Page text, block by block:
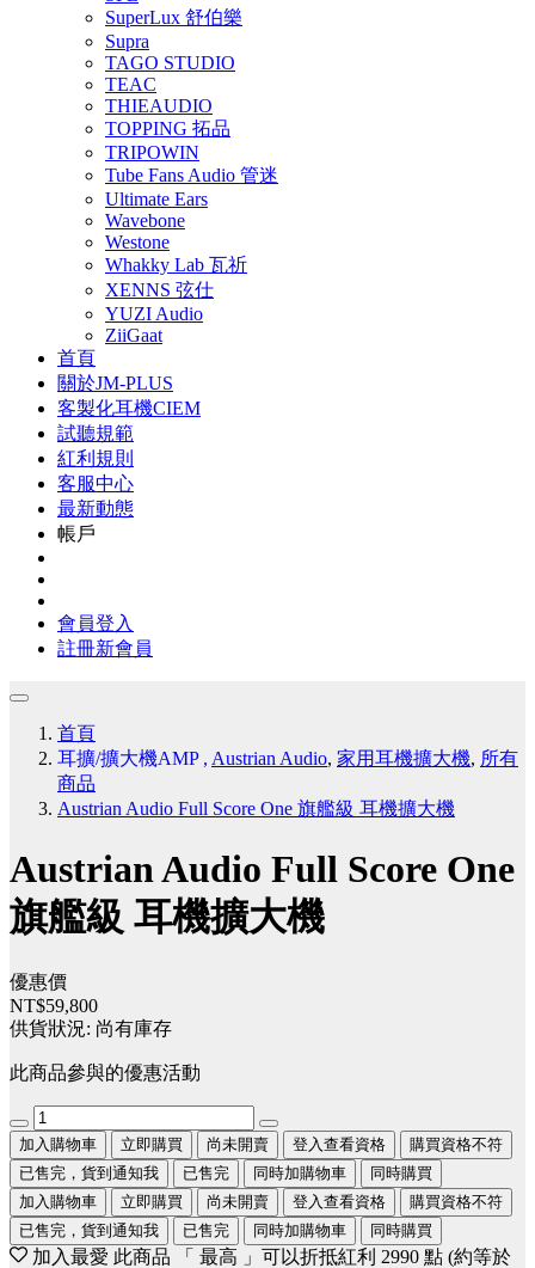
SuperLux 舒伯樂
Supra
TAGO STUDIO
TEAC
THIEAUDIO
TOPPING 拓品
TRIPOWIN
Tube Fans Audio 管迷
Ultimate Ears
Wavebone
Westone
Whakky Lab 瓦祈
XENNS 弦仕
YUZI Audio
ZiiGaat
首頁
關於JM-PLUS
客製化耳機CIEM
試聽規範
紅利規則
客服中心
最新動態
帳戶
會員登入
註冊新會員
首頁
耳擴/擴大機AMP, Austrian Audio, 家用耳機擴大機, 所有
商品
Austrian Audio Full Score One 旗艦級 耳機擴大機
Austrian Audio Full Score One
旗艦級 耳機擴大機
優惠價
NT$59,800
供貨狀況: 尚有庫存
此商品參與的優惠活動
加入購物車 立即購買 尚未開賣 登入查看資格
購買資格不符
已售完，貨到通知我
已售完 同時加購物車
同時購買
加入購物車
立即購買 尚未開賣 登入查看資格
購買資格不符
已售完，貨到通知我
已售完 同時加購物車 同時購買
加入最愛 此商品 「 最高 」可以折抵紅利 2990 點 (約等於